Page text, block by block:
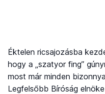
Éktelen ricsajozásba
hogy a „szatyor fing”
most már minden
Legfelsőbb Bíróság elnöke